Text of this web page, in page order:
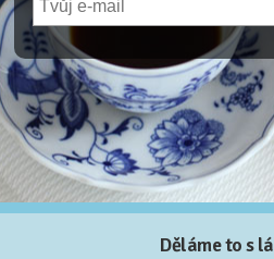
Děláme to s